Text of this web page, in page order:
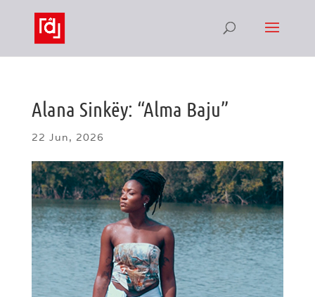
Alana Sinkëy: “Alma Baju”
22 Jun, 2026